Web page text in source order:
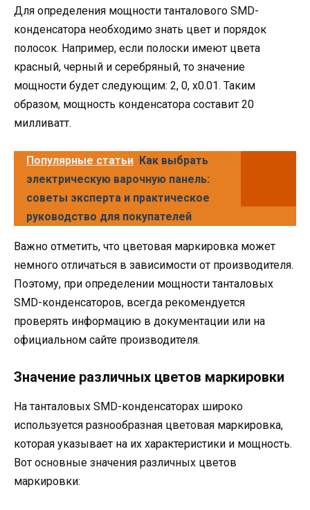
Для определения мощности танталового SMD-
конденсатора необходимо знать цвет и порядок
полосок. Например, если полоски имеют цвета
красный, черный и серебряный, то значение
мощности будет следующим: 2, 0, x0.01. Таким
образом, мощность конденсатора составит 20
милливатт.
Популярные статьи Как выбрать
электрическую варочную панель:
советы эксперта и практическое
руководство для покупателей
Важно отметить, что цветовая маркировка может
немного отличаться в зависимости от производителя.
Поэтому, при определении мощности танталовых
SMD-конденсаторов, всегда рекомендуется
проверять информацию в документации или на
официальном сайте производителя.
Значение различных цветов маркировки
На танталовых SMD-конденсаторах широко
используется разнообразная цветовая маркировка,
которая указывает на их характеристики и мощность.
Вот основные значения различных цветов
маркировки: